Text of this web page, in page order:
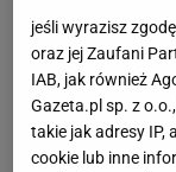
Katarzyna
w Huzhou jako
faworytek do
każdej rundzie.
jeden set. A
jeśli wyrazisz
oraz jej Zaufani
IAB, jak również
Gazeta.pl sp. z
takie jak adresy IP,
cookie lub inne